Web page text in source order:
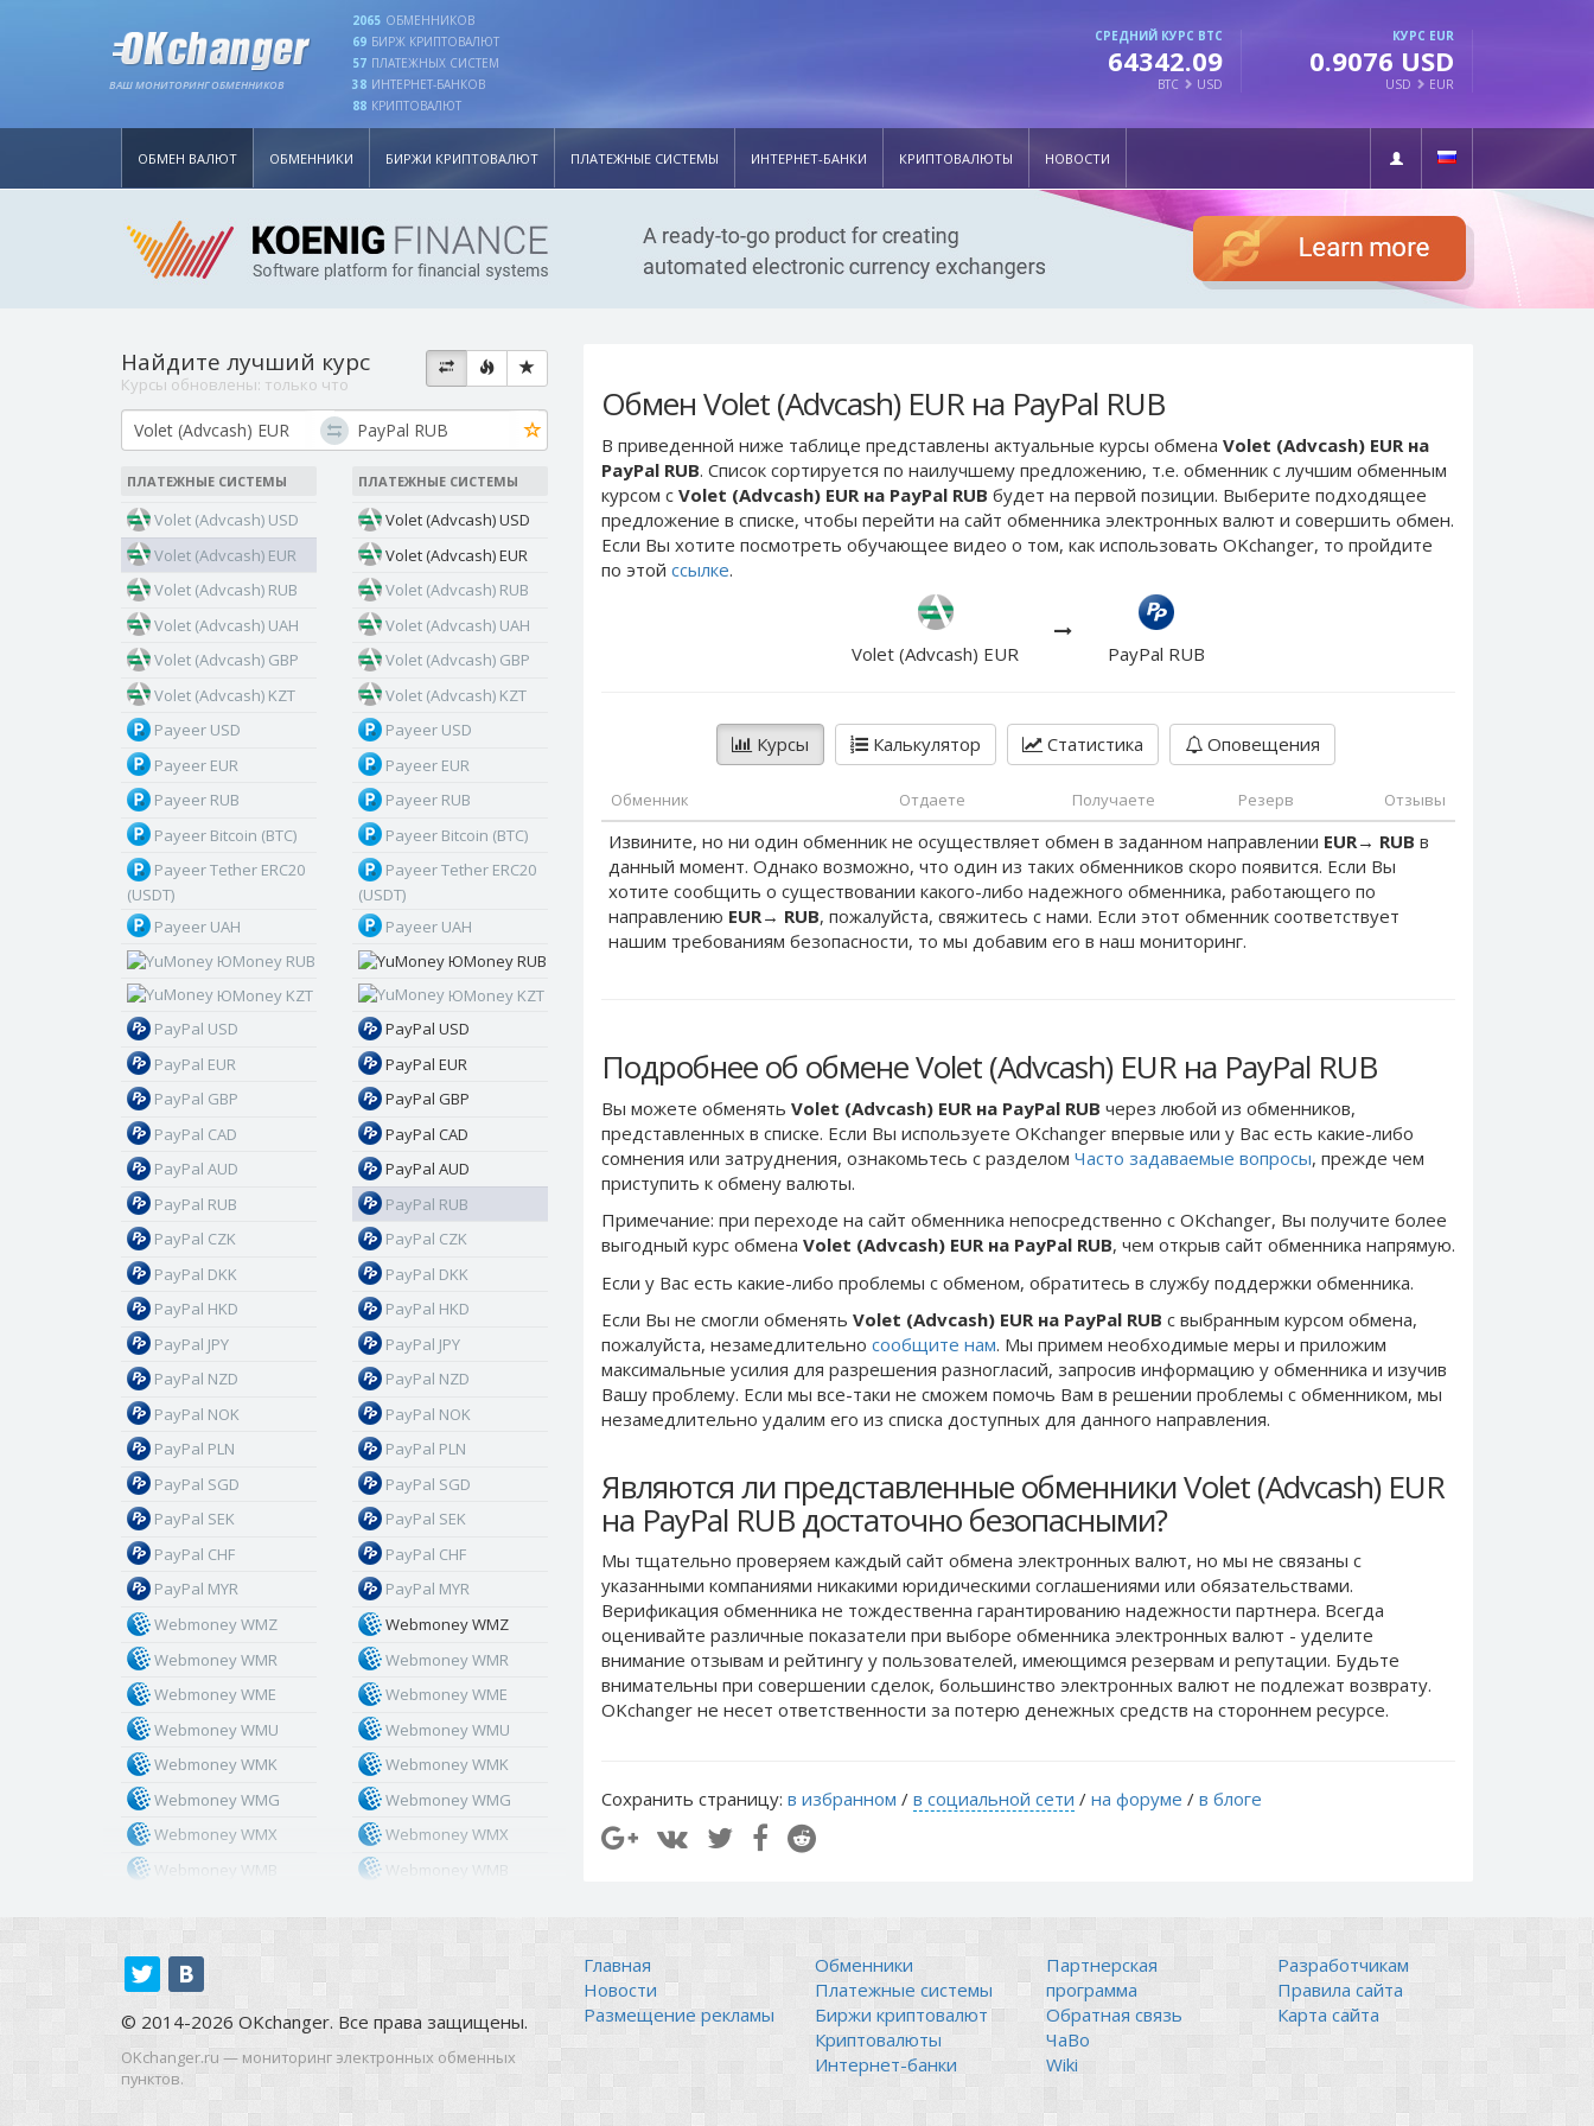
ВАШ МОНИТОРИНГ ОБМЕННИКОВ
2065 ОБМЕННИКОВ
69 БИРЖ КРИПТОВАЛЮТ
57 ПЛАТЕЖНЫХ СИСТЕМ
38 ИНТЕРНЕТ-БАНКОВ
88 КРИПТОВАЛЮТ
СРЕДНИЙ КУРС BTC
64342.09
BTC USD
КУРС EUR
0.9076 USD
USD EUR
ОБМЕН ВАЛЮТ ОБМЕННИКИ БИРЖИ КРИПТОВАЛЮТ ПЛАТЕЖНЫЕ СИСТЕМЫ ИНТЕРНЕТ-БАНКИ КРИПТОВАЛЮТЫ НОВОСТИ
Обмен Volet (Advcash) EUR на PayPal RUB
В приведенной ниже таблице представлены актуальные курсы обмена Volet (Advcash) EUR на
PayPal RUB. Список сортируется по наилучшему предложению, т.е. обменник с лучшим обменным
курсом с Volet (Advcash) EUR на PayPal RUB будет на первой позиции. Выберите подходящее
предложение в списке, чтобы перейти на сайт обменника электронных валют и совершить обмен.
Если Вы хотите посмотреть обучающее видео о том, как использовать OKchanger, то пройдите
по этой ссылке.
Volet (Advcash) EUR PayPal RUB
Курсы Калькулятор Статистика Оповещения
Обменник Отдаете Получаете Резерв Отзывы
Извините, но ни один обменник не осуществляет обмен в заданном направлении EUR→ RUB в
данный момент. Однако возможно, что один из таких обменников скоро появится. Если Вы
хотите сообщить о существовании какого-либо надежного обменника, работающего по
направлению EUR→ RUB, пожалуйста, свяжитесь с нами. Если этот обменник соответствует
нашим требованиям безопасности, то мы добавим его в наш мониторинг.
Подробнее об обмене Volet (Advcash) EUR на PayPal RUB
Вы можете обменять Volet (Advcash) EUR на PayPal RUB через любой из обменников,
представленных в списке. Если Вы используете OKchanger впервые или у Вас есть какие-либо
сомнения или затруднения, ознакомьтесь с разделом Часто задаваемые вопросы, прежде чем
приступить к обмену валюты.
Примечание: при переходе на сайт обменника непосредственно c OKchanger, Вы получите более
выгодный курс обмена Volet (Advcash) EUR на PayPal RUB, чем открыв сайт обменника напрямую.
Если у Вас есть какие-либо проблемы с обменом, обратитесь в службу поддержки обменника.
Если Вы не смогли обменять Volet (Advcash) EUR на PayPal RUB с выбранным курсом обмена,
пожалуйста, незамедлительно сообщите нам. Мы примем необходимые меры и приложим
максимальные усилия для разрешения разногласий, запросив информацию у обменника и изучив
Вашу проблему. Если мы все-таки не сможем помочь Вам в решении проблемы c обменником, мы
незамедлительно удалим его из списка доступных для данного направления.
Являются ли представленные обменники Volet (Advcash) EUR
на PayPal RUB достаточно безопасными?
Мы тщательно проверяем каждый сайт обмена электронных валют, но мы не связаны c
указанными компаниями никакими юридическими соглашениями или обязательствами.
Верификация обменника не тождественна гарантированию надежности партнера. Всегда
оценивайте различные показатели при выборе обменника электронных валют - уделите
внимание отзывам и рейтингу у пользователей, имеющимся резервам и репутации. Будьте
внимательны при совершении сделок, большинство электронных валют не подлежат возврату.
OKchanger не несет ответственности за потерю денежных средств на стороннем ресурсе.
Сохранить страницу: в избранном / в социальной сети / на форуме / в блоге
Найдите лучший курс
Курсы обновлены: только что
ПЛАТЕЖНЫЕ СИСТЕМЫ
Volet (Advcash) USD
Volet (Advcash) EUR
Volet (Advcash) RUB
Volet (Advcash) UAH
Volet (Advcash) GBP
Volet (Advcash) KZT
Payeer USD
Payeer EUR
Payeer RUB
Payeer Bitcoin (BTC)
Payeer Tether ERC20
(USDT)
Payeer UAH
ЮMoney RUB
ЮMoney KZT
PayPal USD
PayPal EUR
PayPal GBP
PayPal CAD
PayPal AUD
PayPal RUB
PayPal CZK
PayPal DKK
PayPal HKD
PayPal JPY
PayPal NZD
PayPal NOK
PayPal PLN
PayPal SGD
PayPal SEK
PayPal CHF
PayPal MYR
Webmoney WMZ
Webmoney WMR
Webmoney WME
Webmoney WMU
Webmoney WMK
Webmoney WMG
Webmoney WMX
Webmoney WMB
Skril INR
Skril PLN
Skril AUD
ПЛАТЕЖНЫЕ СИСТЕМЫ
Volet (Advcash) USD
Volet (Advcash) EUR
Volet (Advcash) RUB
Volet (Advcash) UAH
Volet (Advcash) GBP
Volet (Advcash) KZT
Payeer USD
Payeer EUR
Payeer RUB
Payeer Bitcoin (BTC)
Payeer Tether ERC20
(USDT)
Payeer UAH
ЮMoney RUB
ЮMoney KZT
PayPal USD
PayPal EUR
PayPal GBP
PayPal CAD
PayPal AUD
PayPal RUB
PayPal CZK
PayPal DKK
PayPal HKD
PayPal JPY
PayPal NZD
PayPal NOK
PayPal PLN
PayPal SGD
PayPal SEK
PayPal CHF
PayPal MYR
Webmoney WMZ
Webmoney WMR
Webmoney WME
Webmoney WMU
Webmoney WMK
Webmoney WMG
Webmoney WMX
Webmoney WMB
Skril GBP
© 2014-2026 OKchanger. Все права защищены.
OKchanger.ru — мониторинг электронных обменных
пунктов.
Главная
Новости
Размещение рекламы
Обменники
Платежные системы
Биржи криптовалют
Криптовалюты
Интернет-банки
Партнерская
программа
Обратная связь
ЧаВо
Wiki
Разработчикам
Правила сайта
Карта сайта